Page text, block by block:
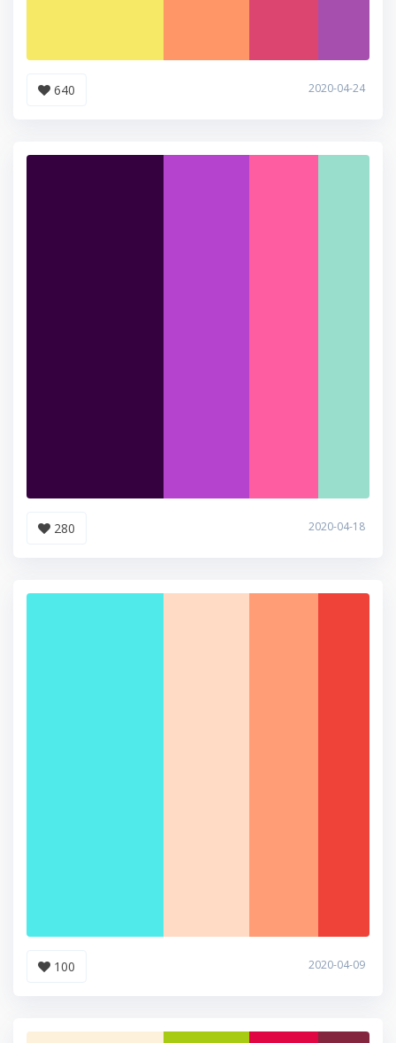
640 2020-04-24
280 2020-04-18
100 2020-04-09